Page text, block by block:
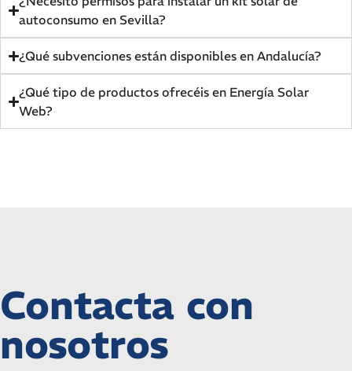
autoconsumo en Sevilla?
¿Qué subvenciones están disponibles en Andalucía?
¿Qué tipo de productos ofrecéis en Energía Solar
Web?
Contacta con
nosotros